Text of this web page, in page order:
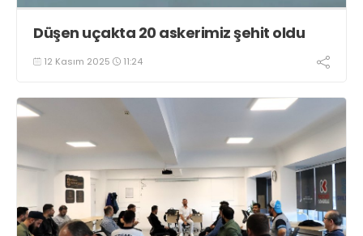
Düşen uçakta 20 askerimiz şehit oldu
12 Kasım 2025 11:24